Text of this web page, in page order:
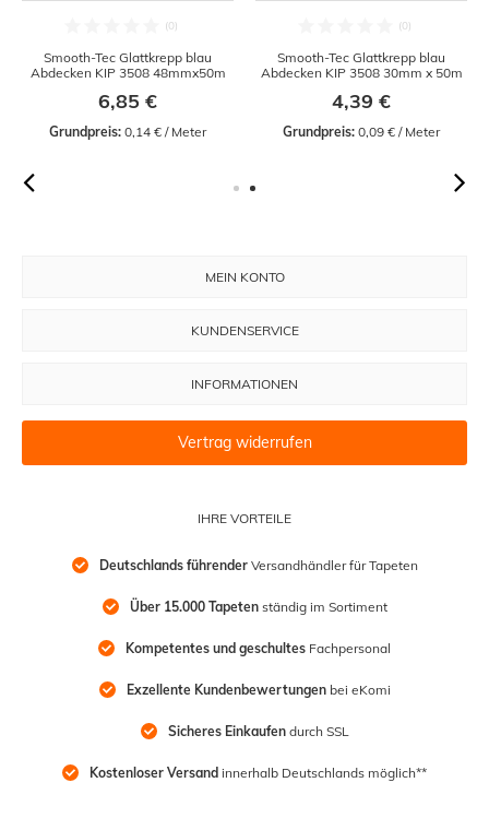
Smooth-Tec Glattkrepp blau
Abdecken KIP 3508 48mmx50m
6,85 €
Grundpreis: 0,14 € / Meter
Smooth-Tec Glattkrepp blau
Abdecken KIP 3508 30mm x 50m
4,39 €
Grundpreis: 0,09 € / Meter
IHRE VORTEILE
Deutschlands führender Versandhändler für Tapeten
Über 15.000 Tapeten ständig im Sortiment
Kompetentes und geschultes Fachpersonal
Exzellente Kundenbewertungen bei eKomi
Sicheres Einkaufen durch SSL
Kostenloser Versand innerhalb Deutschlands möglich**
MEIN KONTO
KUNDENSERVICE
INFORMATIONEN
Vertrag widerrufen